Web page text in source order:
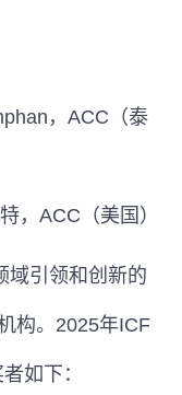
，ACC（泰
，ACC（美国）
域引领和创新的
构。2025年ICF
如下：